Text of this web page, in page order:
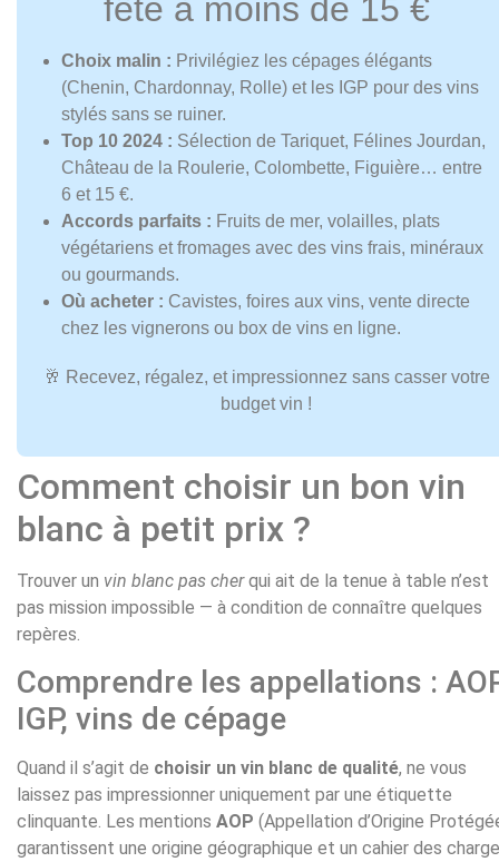
fête à moins de 15 €
Choix malin : Privilégiez les cépages élégants
(Chenin, Chardonnay, Rolle) et les IGP pour des vins
stylés sans se ruiner.
Top 10 2024 : Sélection de Tariquet, Félines Jourdan,
Château de la Roulerie, Colombette, Figuière… entre
6 et 15 €.
Accords parfaits : Fruits de mer, volailles, plats
végétariens et fromages avec des vins frais, minéraux
ou gourmands.
Où acheter : Cavistes, foires aux vins, vente directe
chez les vignerons ou box de vins en ligne.
🥂 Recevez, régalez, et impressionnez sans casser votre
budget vin !
Comment choisir un bon vin
blanc à petit prix ?
Trouver un vin blanc pas cherqui ait de la tenue à table n’est
pas mission impossible — à condition de connaître quelques
repères.
Comprendre les appellations :
IGP, vins de cépage
Quand il s’agit de choisir un vin blanc de qualité, ne vous
laissez pas impressionner uniquement par une étiquette
clinquante. Les mentions AOP (Appellation d’Origine
garantissent une origine géographique et un cahier des